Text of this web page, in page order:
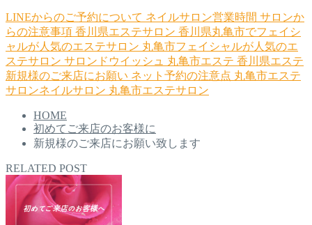
LINEからのご予約について ネイルサロン営業時間 サロンか
らの注意事項 香川県エステサロン 香川県丸亀市でフェイシ
ャルが人気のエステサロン 丸亀市フェイシャルが人気のエ
ステサロン サロンドウイッシュ 丸亀市エステ 香川県エステ
新規様のご来店にお願い ネット予約の注意点 丸亀市エステ
サロンネイルサロン 丸亀市エステサロン
HOME
初めてご来店のお客様に
新規様のご来店にお願い致します
RELATED POST